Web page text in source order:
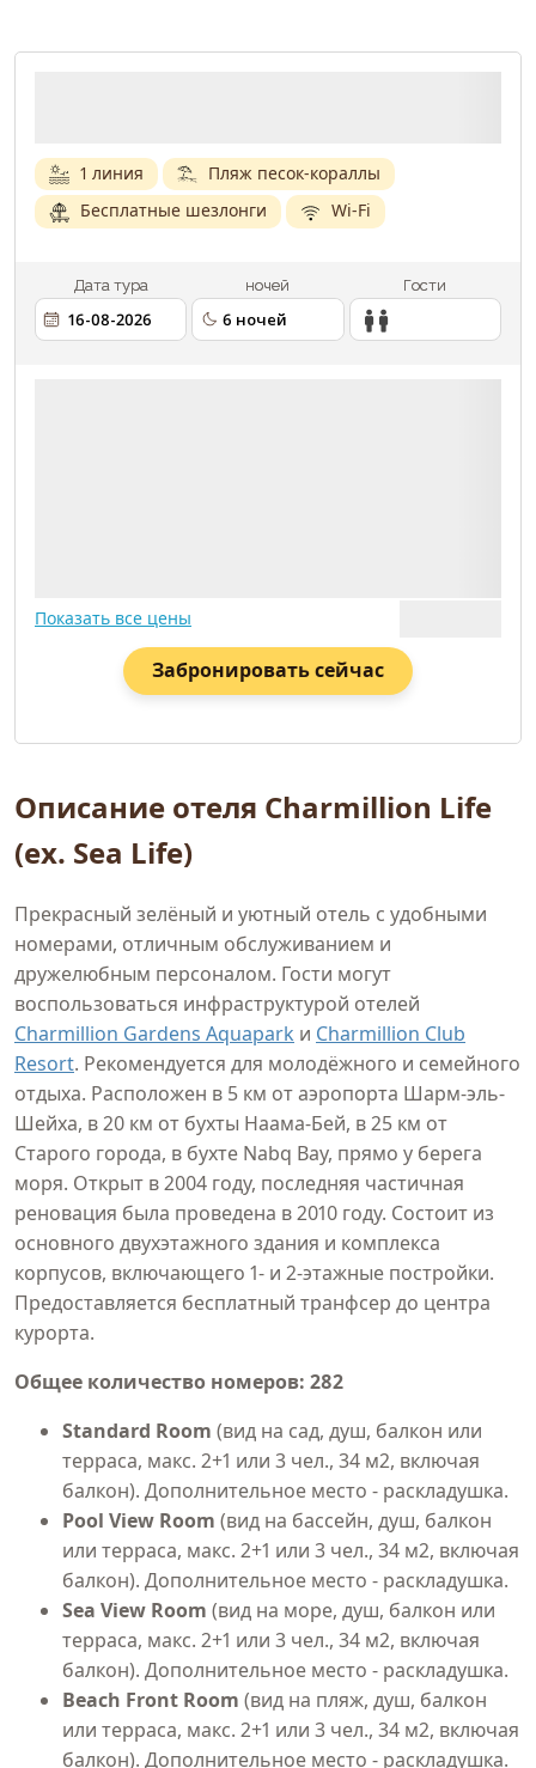
1 линия
Пляж песок-кораллы
Бесплатные шезлонги
Wi-Fi
Дата тура ночей Гости
Показать все цены
Забронировать сейчас
Описание отеля Charmillion Life
(ex. Sea Life)
Прекрасный зелёный и уютный отель с удобными
номерами, отличным обслуживанием и
дружелюбным персоналом. Гости могут
воспользоваться инфраструктурой отелей
Charmillion Gardens Aquapark и Charmillion Club
Resort. Рекомендуется для молодёжного и семейного
отдыха. Расположен в 5 км от аэропорта Шарм-эль-
Шейха, в 20 км от бухты Наама-Бей, в 25 км от
Старого города, в бухте Nabq Bay, прямо у берега
моря. Открыт в 2004 году, последняя частичная
реновация была проведена в 2010 году. Состоит из
основного двухэтажного здания и комплекса
корпусов, включающего 1- и 2-этажные постройки.
Предоставляется бесплатный транфсер до центра
курорта.
Общее количество номеров: 282
Standard Room (вид на сад, душ, балкон или
терраса, макс. 2+1 или 3 чел., 34 м2, включая
балкон). Дополнительное место - раскладушка.
Pool View Room (вид на бассейн, душ, балкон
или терраса, макс. 2+1 или 3 чел., 34 м2, включая
балкон). Дополнительное место - раскладушка.
Sea View Room (вид на море, душ, балкон или
терраса, макс. 2+1 или 3 чел., 34 м2, включая
балкон). Дополнительное место - раскладушка.
Beach Front Room (вид на пляж, душ, балкон
или терраса, макс. 2+1 или 3 чел., 34 м2, включая
балкон). Дополнительное место - раскладушка.